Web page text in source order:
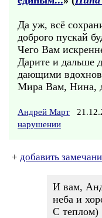
Да уж, всё
доброго пускай
Чего Вам
Дарите и дальше
дающими
Мира Вам, Нина,
Андрей Март
нарушении
+ добавить
И вам,
неба и
С теплом)